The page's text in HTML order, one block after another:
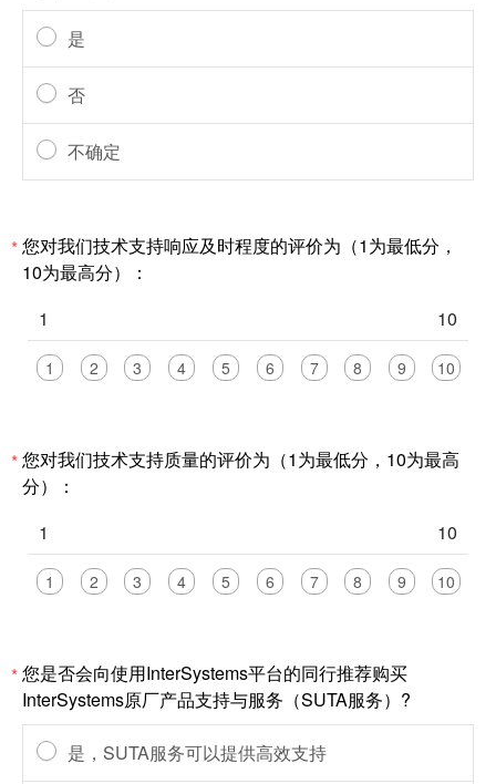
是
否
不确定
*您对我们技术支持响应及时程度的评价为（1为最低分，
10为最高分）：
1
10
1 2 3 4 5 6 7 8 9 10
*您对我们技术支持质量的评价为（1为最低分，10为最高
分）：
1
10
1 2 3 4 5 6 7 8 9 10
*您是否会向使用InterSystems平台的同行推荐购买
InterSystems原厂产品支持与服务（SUTA服务）?
是，SUTA服务可以提供高效支持